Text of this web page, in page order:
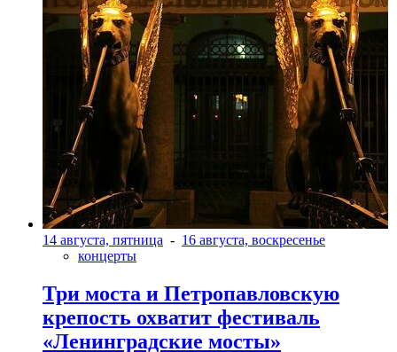
14 августа, пятница - 16 августа, воскресенье
концерты
Три моста и Петропавловскую
крепость охватит фестиваль
«Ленинградские мосты»